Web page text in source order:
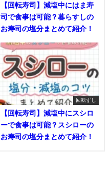
【回転寿司】減塩中にはま寿
司で食事は可能？暮らすしの
お寿司の塩分まとめて紹介！
回転ずし
【回転寿司】減塩中にスシロ
ーで食事は可能？スシローの
お寿司の塩分まとめて紹介！